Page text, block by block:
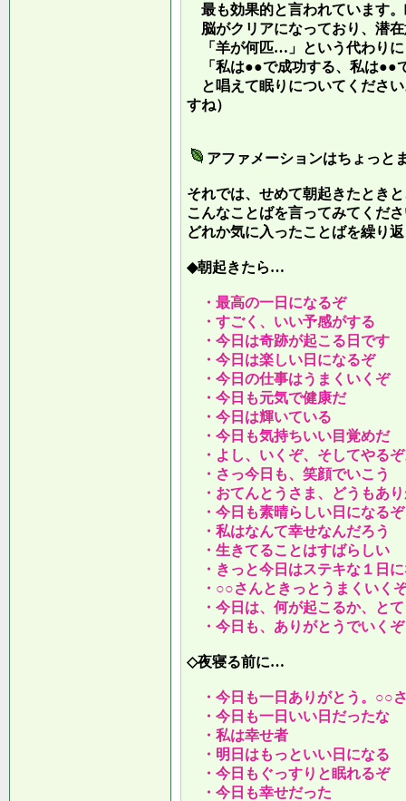
最も効果的と言われています
脳がクリアになっており、潜
「羊が何匹…」という代わりに
「私は●●で成功する、私は●●
と唱えて眠りについてくださ
すね）
アファメーションはちょっと
それでは、せめて朝起きたとき
こんなことばを言ってみてくだ
どれか気に入ったことばを繰り
◆朝起きたら…
・最高の一日になるぞ
・すごく、いい予感がする
・今日は奇跡が起こる日です
・今日は楽しい日になるぞ
・今日の仕事はうまくいくぞ
・今日も元気で健康だ
・今日は輝いている
・今日も気持ちいい目覚めだ
・よし、いくぞ、そしてやる
・さっ今日も、笑顔でいこう
・おてんとうさま、どうもあ
・今日も素晴らしい日になるぞ
・私はなんて幸せなんだろう
・生きてることはすばらしい
・きっと今日はステキな１日
・○○さんときっとうまくいく
・今日は、何が起こるか、と
・今日も、ありがとうでいくぞ
◇夜寝る前に…
・今日も一日ありがとう。○○
・今日も一日いい日だったな
・私は幸せ者
・明日はもっといい日になる
・今日もぐっすりと眠れるぞ
・今日も幸せだった